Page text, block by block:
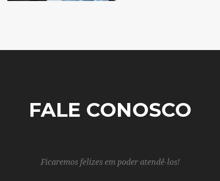
FALE CONOSCO
Ficaremos felizes em poder atendê-los!